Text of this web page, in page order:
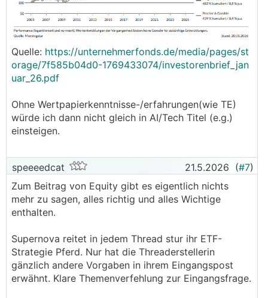
Quelle: https://unternehmerfonds.de/media/pages/st
orage/7f585b04d0-1769433074/investorenbrief_jan
uar_26.pdf
Ohne Wertpapierkenntnisse-/erfahrungen(wie TE)
würde ich dann nicht gleich in AI/Tech Titel (e.g.)
einsteigen.
speeeedcat 21.5.2026 (#7)
Zum Beitrag von Equity gibt es eigentlich nichts
mehr zu sagen, alles richtig und alles Wichtige
enthalten.
Supernova reitet in jedem Thread stur ihr ETF-
Strategie Pferd. Nur hat die Threaderstellerin
gänzlich andere Vorgaben in ihrem Eingangspost
erwähnt. Klare Themenverfehlung zur Eingangsfrage.